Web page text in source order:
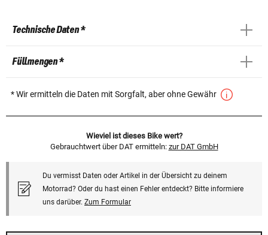
Technische Daten *
Füllmengen *
* Wir ermitteln die Daten mit Sorgfalt, aber ohne Gewähr
Wieviel ist dieses Bike wert?
Gebrauchtwert über DAT ermitteln: zur DAT GmbH
Du vermisst Daten oder Artikel in der Übersicht zu deinem
Motorrad? Oder du hast einen Fehler entdeckt? Bitte informiere
uns darüber. Zum Formular